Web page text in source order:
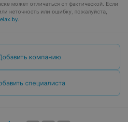
может отличаться от фактической. Если
неточность или ошибку, пожалуйста,
.
компанию
специалиста